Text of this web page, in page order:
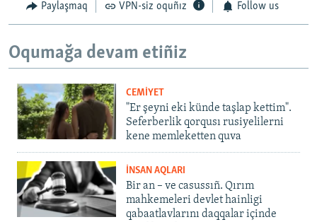
Paylaşmaq VPN-siz oquñız Follow us
Oqumağa devam etiñiz
CEMİYET
"Er şeyni eki künde taşlap kettim".
Seferberlik qorqusı rusiyelilerni
kene memleketten quva
İNSAN AQLARI
Bir an – ve casussıñ. Qırım
mahkemeleri devlet hainligi
qabaatlavlarını daqqalar içinde